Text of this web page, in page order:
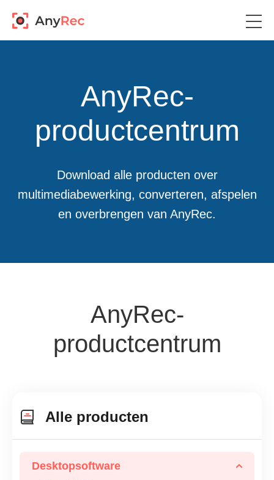
AnyRec-
productcentrum
Download alle producten over
multimediabewerking, converteren, afspelen
en overbrengen van AnyRec.
AnyRec-
productcentrum
Alle producten
Desktopsoftware